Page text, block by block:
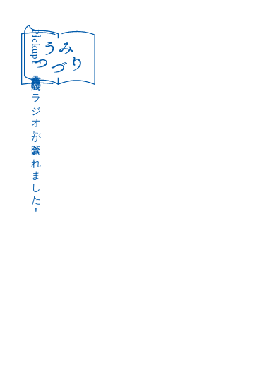
［Pickup］
音声作品『波間のラジオ』が公開されました！